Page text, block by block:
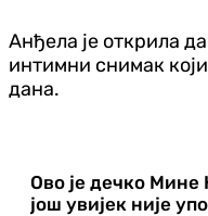
Анђела је открила
интимни снимак који
дана.
Ово је дечко Мине
још увијек није